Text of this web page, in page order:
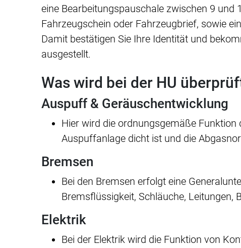
eine Bearbeitungspauschale zwischen 9 und
Fahrzeugschein oder Fahrzeugbrief, sowie
Damit bestätigen Sie Ihre Identität und
ausgestellt.
Was wird bei der HU
Auspuff & Geräuschentwicklung
Hier wird die ordnungsgemäße
Auspuffanlage dicht ist und die
Bremsen
Bei den Bremsen erfolgt eine
Bremsflüssigkeit, Schläuche, Leitungen,
Elektrik
Bei der Elektrik wird die Funktion von